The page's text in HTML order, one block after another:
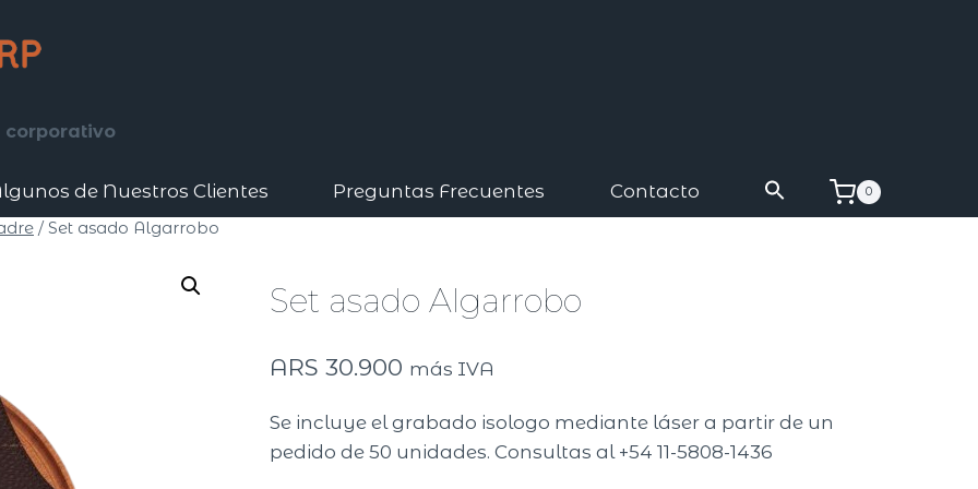
corporativo
de Nuestros Clientes Preguntas Frecuentes Contacto 0
/ Set asado Algarrobo
Set asado Algarrobo
ARS 30.900 más IVA
Se incluye el grabado isologo mediante láser a partir de un
pedido de 50 unidades. Consultas al +54 11-5808-1436